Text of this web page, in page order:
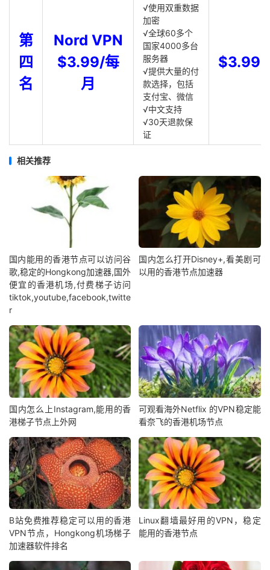
第
四
名
Nord VPN
$3.99/每
月
√使用双重数据
加密
√全球60多个
国家4000多台
服务器
√提供大量的付
款选择，包括
支付宝、微信
√中文支持
√30天退款保
证
$3.99
相关推荐
国内能用的香港节点可以访问谷
歌,稳定的Hongkong加速器,国外
便宜的香港机场,付费梯子访问
tiktok,youtube,facebook,twitte
r
国内怎么打开Disney+,看美剧可
以用的香港节点加速器
国内怎么上Instagram,能用的香
港梯子节点上外网
可观看海外Netflix 的VPN稳定能
看奈飞的香港机场节点
B站免费推荐稳定可以用的香港
VPN节点，Hongkong机场梯子
加速器软件排名
Linux翻墙最好用的VPN，稳定
能用的香港节点